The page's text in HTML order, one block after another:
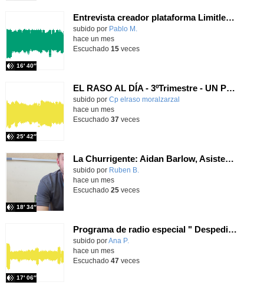
Entrevista creador plataforma Limitless Education
Contenido educativo.
subido por Pablo M.
16′ 40″
hace un mes
Escuchado 15veces
EL RASO AL DÍA - 3ºTrimestre - UN PROGRAMA VIRAL
Contenido educativo.
subido por Cp elraso moralzarzal
25′ 42″
hace un mes
Escuchado 37veces
La Churrigente: Aidan Barlow, Asistente de Lengua Inglesa
subido por Ruben B.
18′ 34″
hace un mes
Escuchado 25veces
Programa de radio especial " Despedida de nuestra Directora Esther"
subido porAna P.
17′ 06″
hace un mes
Escuchado 47veces